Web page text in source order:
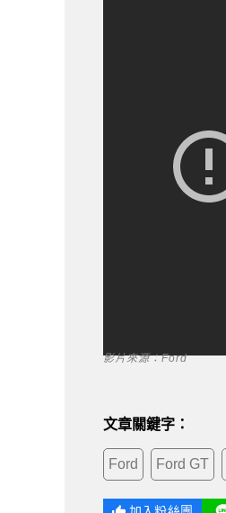
影片來源：Ford
文章關鍵字：
Ford Ford GT